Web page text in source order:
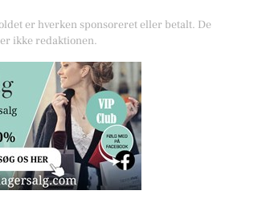
er hverken sponsoreret eller betalt. De
ikke redaktionen.